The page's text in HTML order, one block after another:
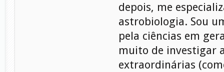
depois, me
astrobiologia. Sou
pela ciências em
muito de investigar
extraordinárias